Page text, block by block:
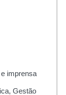
imprensa
Gestão